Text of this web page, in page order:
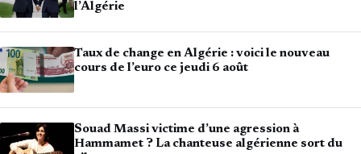
l’Algérie
Taux de change en Algérie : voici le nouveau
cours de l’euro ce jeudi 6 août
Souad Massi victime d’une agression à
Hammamet ? La chanteuse algérienne sort du